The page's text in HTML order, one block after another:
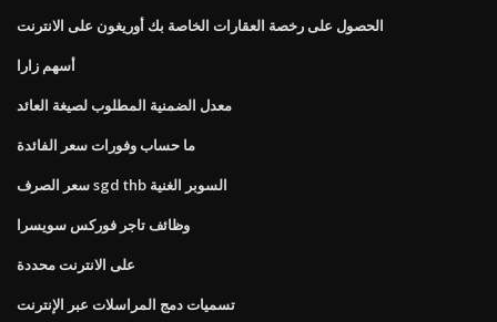
الحصول على رخصة العقارات الخاصة بك أوريغون على الانترنت
أسهم زارا
معدل الضمنية المطلوب لصيغة العائد
ما حساب وفورات سعر الفائدة
سعر الصرف sgd thb السوبر الغنية
وظائف تاجر فوركس سويسرا
على الانترنت محددة
تسميات دمج المراسلات عبر الإنترنت